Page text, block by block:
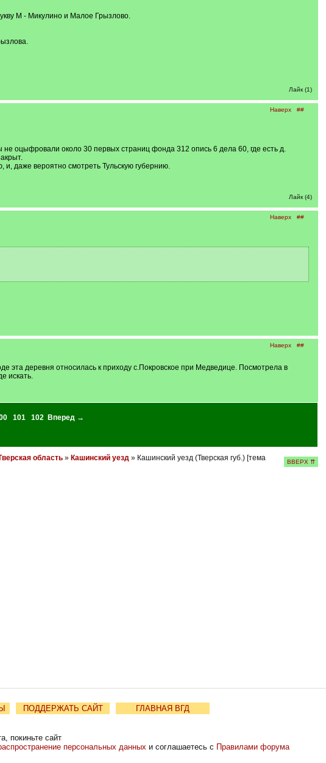
М - Микулино и Малое Грызлово.
Лайк (1)
Наверх ##
оцыфровали около 30 первых страниц фонда 312 опись 6 дела 60, где есть д.
даже вероятно смотреть Тульскую губернию.
Лайк (4)
Наверх ##
Наверх ##
эта деревня относилась к приходу с.Покровское при Медведице. Посмотрела в
искать.
101 102
Вперед →
область» Кашинский уезд» Кашинский уезд (Тверская губ.) [тема
ВВЕРХ ⇈
ПОДДЕРЖАТЬ САЙТ
ГЛАВНАЯ ВГД
покиньте сайт
персональных данных и соглашаетесь с Правилами форума